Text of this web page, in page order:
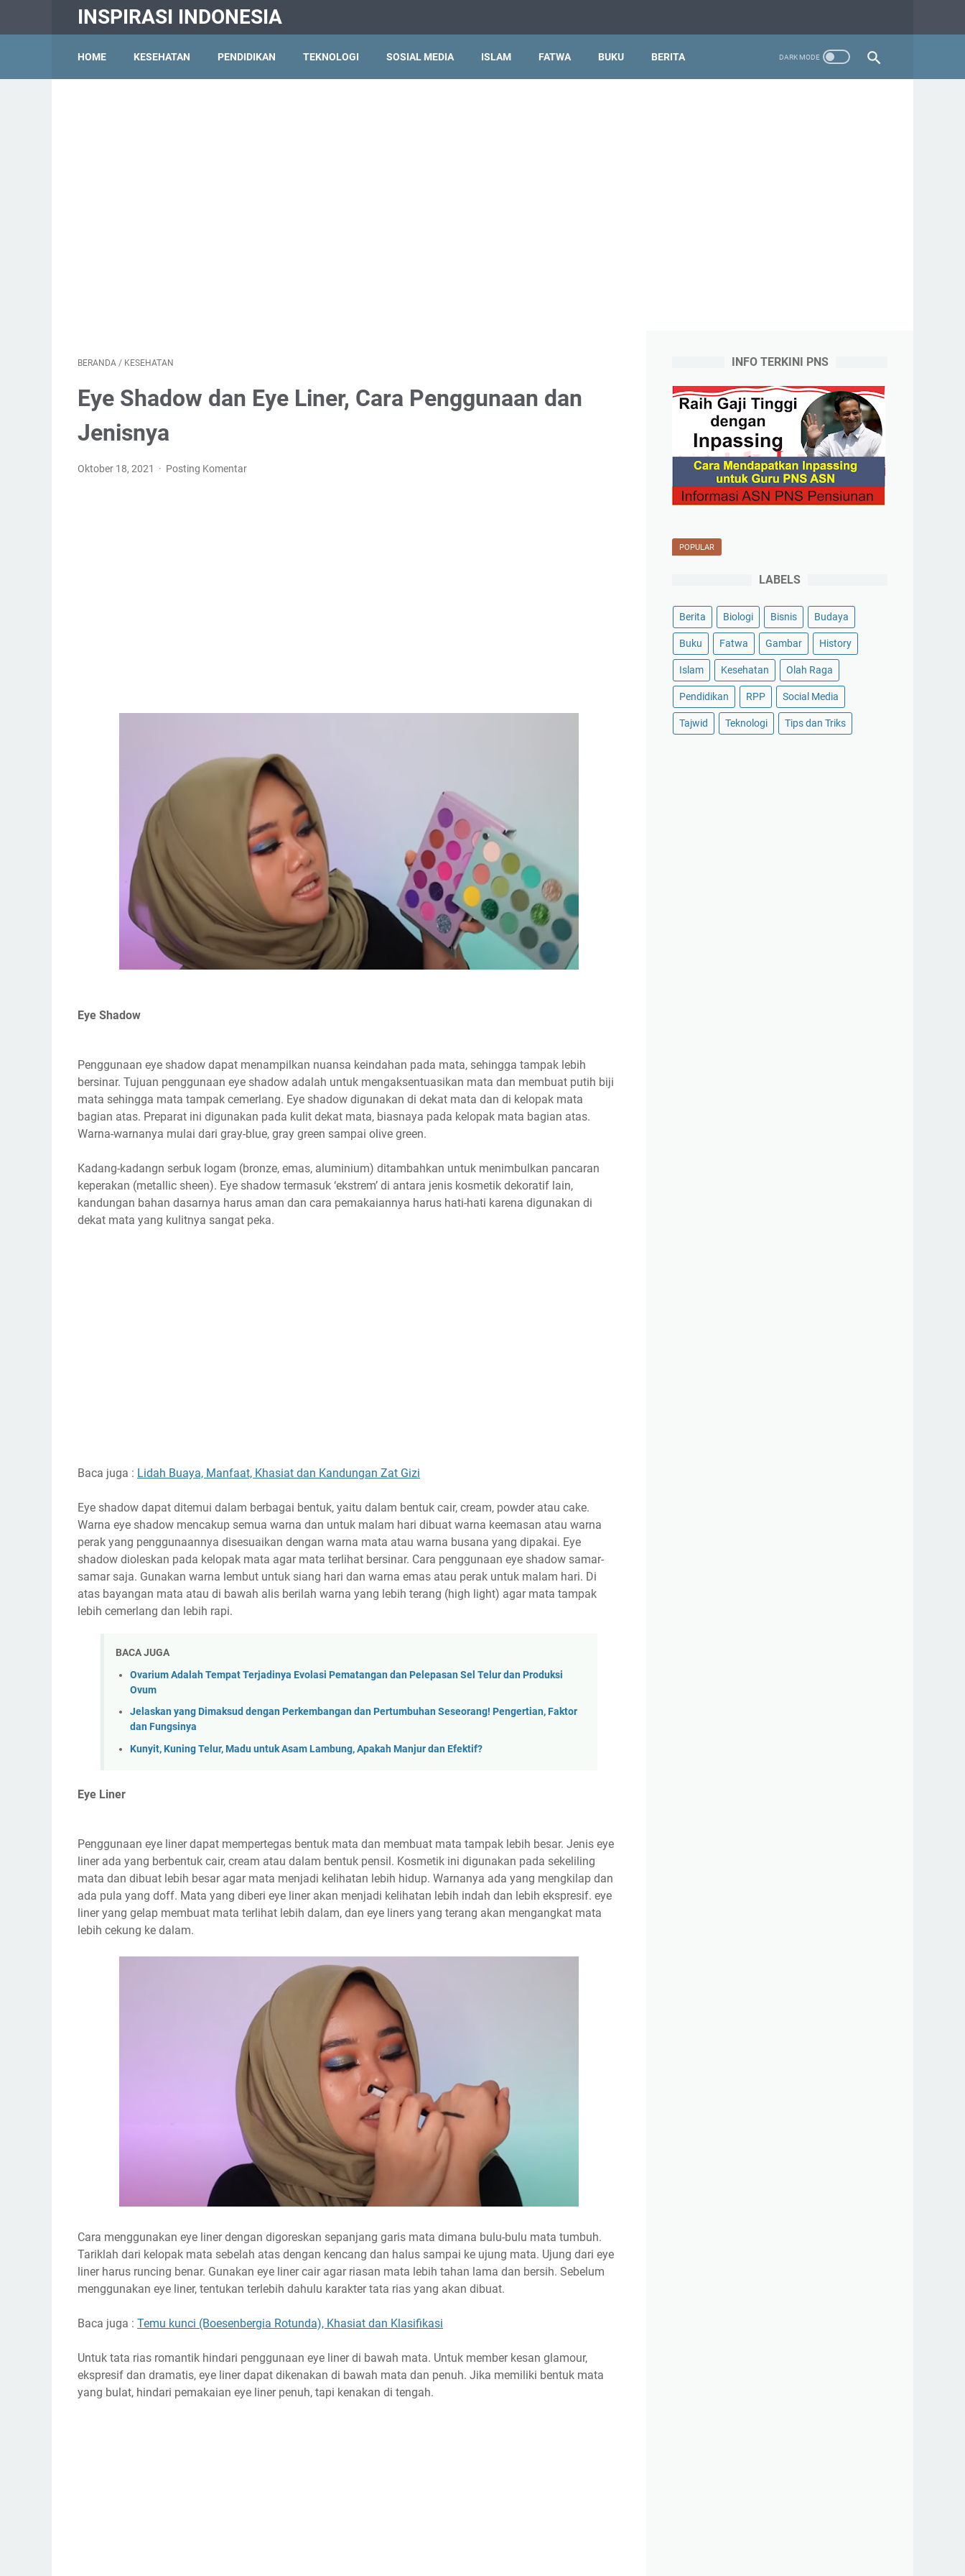
INSPIRASI INDONESIA
HOME KESEHATAN PENDIDIKAN TEKNOLOGI SOSIAL MEDIA ISLAM FATWA BUKU BERITA
BERANDA / KESEHATAN
Eye Shadow dan Eye Liner, Cara Penggunaan dan
Jenisnya
Oktober 18, 2021 Posting Komentar
Eye Shadow
Penggunaan eye shadow dapat menampilkan nuansa keindahan pada mata, sehingga tampak lebih
bersinar. Tujuan penggunaan eye shadow adalah untuk mengaksentuasikan mata dan membuat putih biji
mata sehingga mata tampak cemerlang. Eye shadow digunakan di dekat mata dan di kelopak mata
bagian atas. Preparat ini digunakan pada kulit dekat mata, biasnaya pada kelopak mata bagian atas.
Warna-warnanya mulai dari gray-blue, gray green sampai olive green.
Kadang-kadangn serbuk logam (bronze, emas, aluminium) ditambahkan untuk menimbulkan pancaran
keperakan (metallic sheen). Eye shadow termasuk ‘ekstrem’ di antara jenis kosmetik dekoratif lain,
kandungan bahan dasarnya harus aman dan cara pemakaiannya harus hati-hati karena digunakan di
dekat mata yang kulitnya sangat peka.
Baca juga : Lidah Buaya, Manfaat, Khasiat dan Kandungan Zat Gizi
Eye shadow dapat ditemui dalam berbagai bentuk, yaitu dalam bentuk cair, cream, powder atau cake.
Warna eye shadow mencakup semua warna dan untuk malam hari dibuat warna keemasan atau warna
perak yang penggunaannya disesuaikan dengan warna mata atau warna busana yang dipakai. Eye
shadow dioleskan pada kelopak mata agar mata terlihat bersinar. Cara penggunaan eye shadow samar-
samar saja. Gunakan warna lembut untuk siang hari dan warna emas atau perak untuk malam hari. Di
atas bayangan mata atau di bawah alis berilah warna yang lebih terang (high light) agar mata tampak
lebih cemerlang dan lebih rapi.
BACA JUGA
Ovarium Adalah Tempat Terjadinya Evolasi Pematangan dan Pelepasan Sel Telur dan Produksi
Ovum
Jelaskan yang Dimaksud dengan Perkembangan dan Pertumbuhan Seseorang! Pengertian, Faktor
dan Fungsinya
Kunyit, Kuning Telur, Madu untuk Asam Lambung, Apakah Manjur dan Efektif?
Eye Liner
Penggunaan eye liner dapat mempertegas bentuk mata dan membuat mata tampak lebih besar. Jenis eye
liner ada yang berbentuk cair, cream atau dalam bentuk pensil. Kosmetik ini digunakan pada sekeliling
mata dan dibuat lebih besar agar mata menjadi kelihatan lebih hidup. Warnanya ada yang mengkilap dan
ada pula yang doff. Mata yang diberi eye liner akan menjadi kelihatan lebih indah dan lebih ekspresif. eye
liner yang gelap membuat mata terlihat lebih dalam, dan eye liners yang terang akan mengangkat mata
lebih cekung ke dalam.
Cara menggunakan eye liner dengan digoreskan sepanjang garis mata dimana bulu-bulu mata tumbuh.
Tariklah dari kelopak mata sebelah atas dengan kencang dan halus sampai ke ujung mata. Ujung dari eye
liner harus runcing benar. Gunakan eye liner cair agar riasan mata lebih tahan lama dan bersih. Sebelum
menggunakan eye liner, tentukan terlebih dahulu karakter tata rias yang akan dibuat.
Baca juga : Temu kunci (Boesenbergia Rotunda), Khasiat dan Klasifikasi
Untuk tata rias romantik hindari penggunaan eye liner di bawah mata. Untuk member kesan glamour,
ekspresif dan dramatis, eye liner dapat dikenakan di bawah mata dan penuh. Jika memiliki bentuk mata
yang bulat, hindari pemakaian eye liner penuh, tapi kenakan di tengah.
INFO TERKINI PNS
POPULAR
LABELS
Berita Biologi Bisnis Budaya
Buku Fatwa Gambar History
Islam Kesehatan Olah Raga
Pendidikan RPP Social Media
Tajwid Teknologi Tips dan Triks